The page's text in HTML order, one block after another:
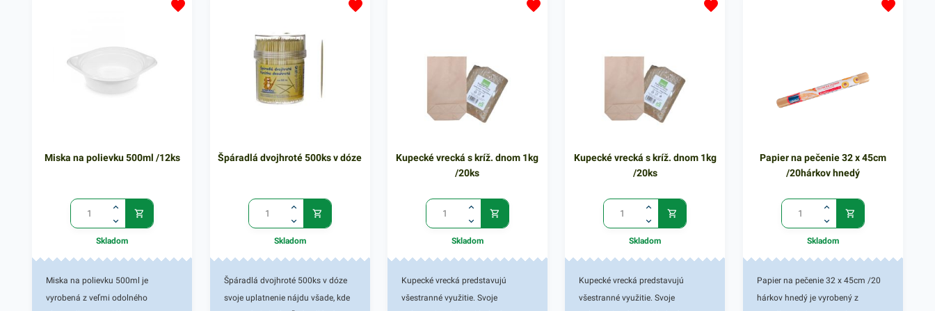
balenie obsahuje 12 kusov
priehľadných pohárov. V našej
ponuke nájdete ďalšie podobné
vhodné pre nenáročné, praktické a
ďalšie podobné produkty, ktoré vás
zaručene oslovia.
vhodné pre nenáročné, praktické a
ďalšie podobné produkty, ktoré vás
zaručene oslovia.
vhodné pre nenáročné, praktické a
ďalšie podobné produkty, ktoré vás
zaručene oslovia.
Miska na polievku 500ml /12ks
Skladom
Miska na polievku 500ml je
vyrobená z veľmi odolného
Špáradlá dvojhroté 500ks v dóze
Skladom
Špáradlá dvojhroté 500ks v dóze
svoje uplatnenie nájdu všade, kde
Kupecké vrecká s kríž. dnom 1kg
/20ks
Skladom
Kupecké vrecká predstavujú
všestranné využitie. Svoje
Kupecké vrecká s kríž. dnom 1kg
/20ks
Skladom
Kupecké vrecká predstavujú
všestranné využitie. Svoje
Papier na pečenie 32 x 45cm
/20hárkov hnedý
Skladom
Papier na pečenie 32 x 45cm /20
hárkov hnedý je vyrobený z